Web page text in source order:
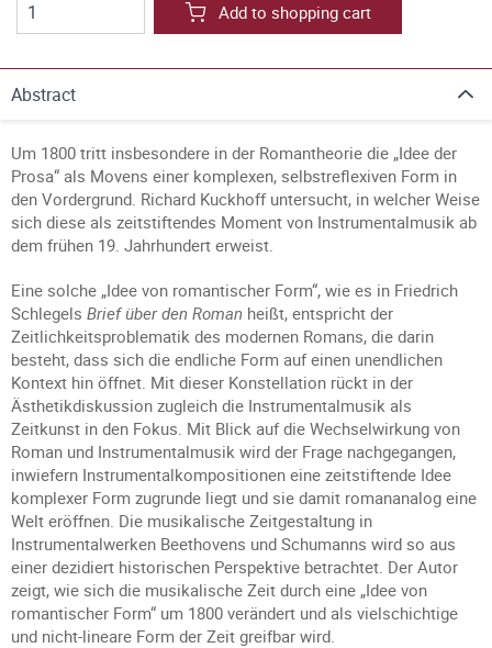
Add to shopping cart
Abstract
Um 1800 tritt insbesondere in der Romantheorie die „Idee der
Prosa“ als Movens einer komplexen, selbstreflexiven Form in
den Vordergrund. Richard Kuckhoff untersucht, in welcher Weise
sich diese als zeitstiftendes Moment von Instrumentalmusik ab
dem frühen 19. Jahrhundert erweist.
Eine solche „Idee von romantischer Form“, wie es in Friedrich
Schlegels Brief über den Roman heißt, entspricht der
Zeitlichkeitsproblematik des modernen Romans, die darin
besteht, dass sich die endliche Form auf einen unendlichen
Kontext hin öffnet. Mit dieser Konstellation rückt in der
Ästhetikdiskussion zugleich die Instrumentalmusik als
Zeitkunst in den Fokus. Mit Blick auf die Wechselwirkung von
Roman und Instrumentalmusik wird der Frage nachgegangen,
inwiefern Instrumentalkompositionen eine zeitstiftende Idee
komplexer Form zugrunde liegt und sie damit romananalog eine
Welt eröffnen. Die musikalische Zeitgestaltung in
Instrumentalwerken Beethovens und Schumanns wird so aus
einer dezidiert historischen Perspektive betrachtet. Der Autor
zeigt, wie sich die musikalische Zeit durch eine „Idee von
romantischer Form“ um 1800 verändert und als vielschichtige
und nicht-lineare Form der Zeit greifbar wird.